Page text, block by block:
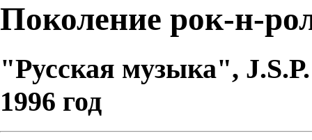
Поколение рок-н-
"Русская музыка", J.S.P.
1996 год